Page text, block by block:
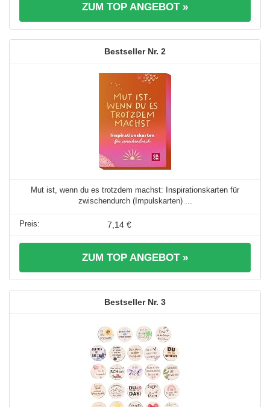
ZUM TOP ANGEBOT »
2
Mut ist, wenn du es trotzdem machst: Inspirationskarten für
zwischendurch (Impulskarten) ...
7,14 €
ZUM TOP ANGEBOT »
3